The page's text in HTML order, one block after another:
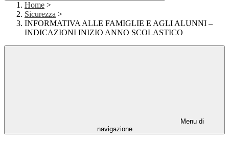
Home >
Sicurezza >
INFORMATIVA ALLE FAMIGLIE E AGLI ALUNNI –
INDICAZIONI INIZIO ANNO SCOLASTICO
Menu di
navigazione